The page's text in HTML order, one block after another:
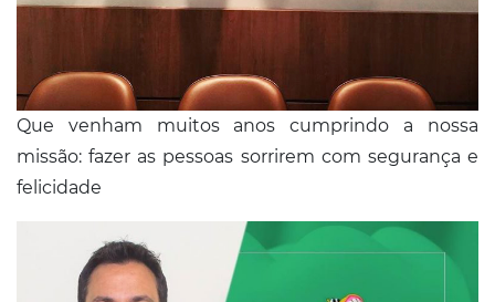
Que venham muitos anos cumprindo a nossa
missão: fazer as pessoas sorrirem com segurança e
felicidade